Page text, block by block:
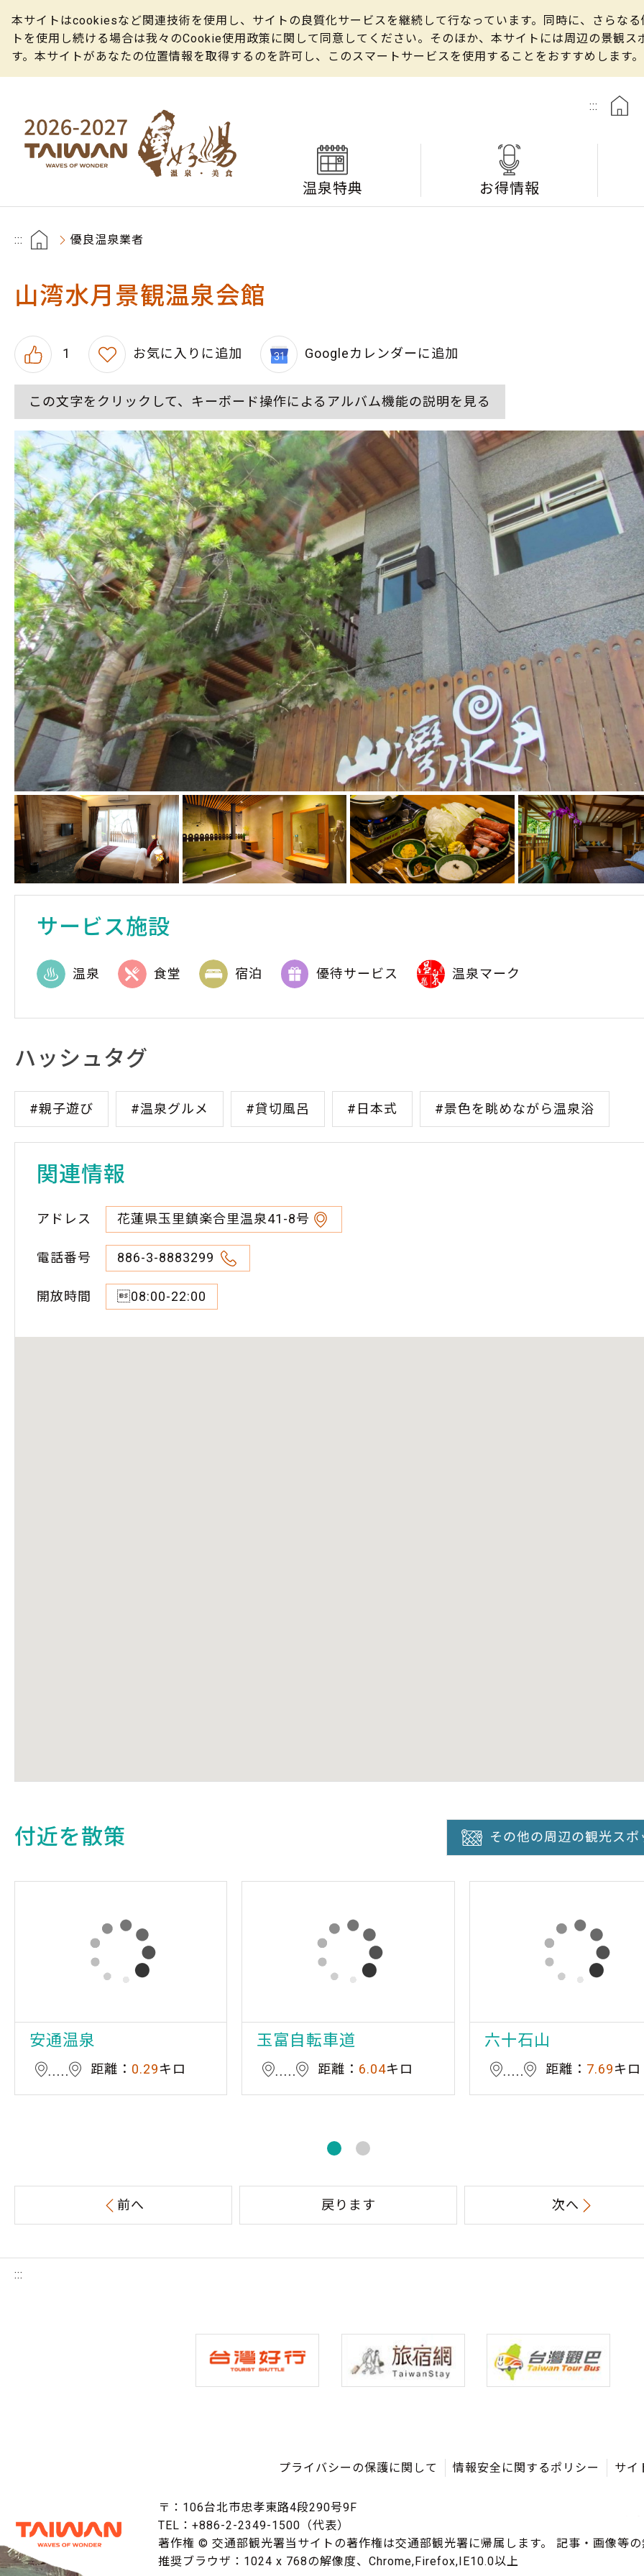
本サイトはcookiesなど関連技術を使用し、サイトの良質化サービスを継続して行なっています。同時に、さらな
トを使用し続ける場合は我々のCookie使用政策に関して同意してください。そのほか、本サイトには周辺の景観
す。本サイトがあなたの位置情報を取得するのを許可し、このスマートサービスを使用することをおすすめします。
:::
温泉特典 お得情報
::: 優良温泉業者
山湾水月景観温泉会館
1 お気に入りに追加 Googleカレンダーに追加
この文字をクリックして、キーボード操作によるアルバム機能の説明を見る
サービス施設
温泉 食堂 宿泊 優待サービス 温泉マーク
ハッシュタグ
#親子遊び #温泉グルメ #貸切風呂 #日本式 #景色を眺めながら温泉浴
関連情報
アドレス 花蓮県玉里鎮楽合里温泉41-8号
電話番号 886-3-8883299
開放時間 08:00-22:00
付近を散策 その他の周辺の観光スポ
安通温泉
距離： 0.29キロ
玉富自転車道
距離： 6.04キロ
六十石山
距離： 7.69キロ
前へ 戻ります 次へ
:::
プライバシーの保護に関して 情報安全に関するポリシー サイ
〒：106台北市忠孝東路4段290号9F
TEL：+886-2-2349-1500（代表）
著作権 © 交通部観光署当サイトの著作権は交通部観光署に帰属します。 記事・画像等
推奨ブラウザ：1024 x 768の解像度、Chrome,Firefox,IE10.0以上